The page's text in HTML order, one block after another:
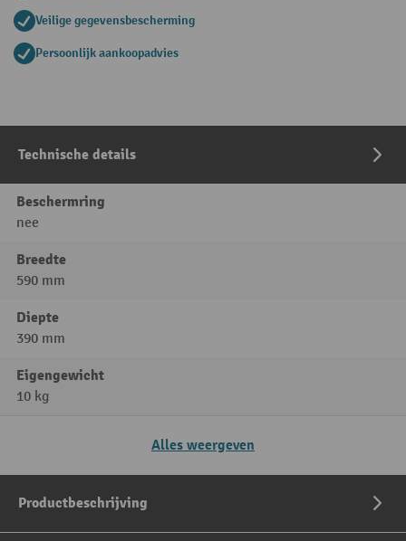
Veilige gegevensbescherming
Persoonlijk aankoopadvies
Technische details
Beschermring
nee
Breedte
590 mm
Diepte
390 mm
Eigengewicht
10 kg
Alles weergeven
Productbeschrijving